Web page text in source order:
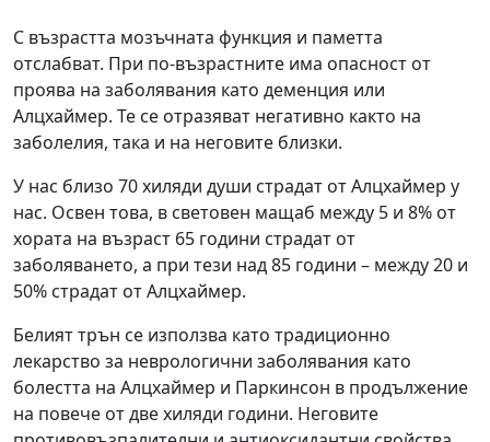
С възрастта мозъчната функция и паметта
отслабват. При по-възрастните има опасност от
проява на заболявания като деменция или
Алцхаймер. Те се отразяват негативно както на
заболелия, така и на неговите близки.
У нас близо 70 хиляди души страдат от Алцхаймер у
нас. Освен това, в световен мащаб между 5 и 8% от
хората на възраст 65 години страдат от
заболяването, а при тези над 85 години – между 20 и
50% страдат от Алцхаймер.
Белият трън се използва като традиционно
лекарство за неврологични заболявания като
болестта на Алцхаймер и Паркинсон в продължение
на повече от две хиляди години. Неговите